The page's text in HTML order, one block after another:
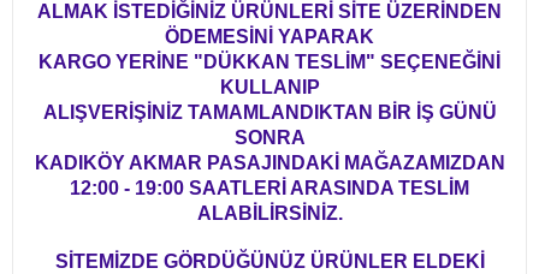
ALMAK İSTEDİĞİNİZ ÜRÜNLERİ SİTE ÜZERİNDEN
ÖDEMESİNİ YAPARAK
KARGO YERİNE "DÜKKAN TESLİM" SEÇENEĞİNİ
KULLANIP
ALIŞVERİŞİNİZ TAMAMLANDIKTAN BİR İŞ GÜNÜ
SONRA
KADIKÖY AKMAR PASAJINDAKİ MAĞAZAMIZDAN
12:00 - 19:00 SAATLERİ ARASINDA TESLİM
ALABİLİRSİNİZ.
SİTEMİZDE GÖRDÜĞÜNÜZ ÜRÜNLER ELDEKİ